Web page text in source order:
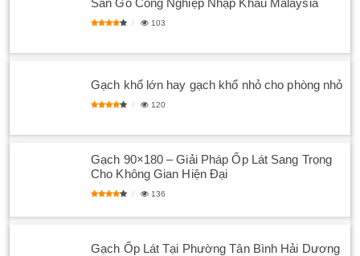
103
Gạch khổ lớn hay gạch khổ nhỏ cho phòng nhỏ
120
Gạch 90×180 – Giải Pháp Ốp Lát Sang Trọng
Cho Không Gian Hiện Đại
136
Gạch Ốp Lát Tại Phường Tân Bình Hải Dương